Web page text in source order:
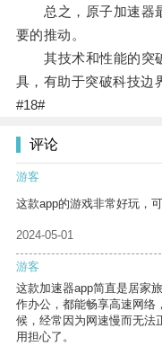
总之，原子加速器最
要的推动。
其技术和性能的突破
具，有助于突破科技边
#18#
评论
游客
这款app的游戏非常好玩，
2024-05-01
游客
这款加速器app简直是居家
作办公，都能畅享高速网络
候，经常因为网速慢而无法
用担心了。